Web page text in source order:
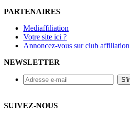
PARTENAIRES
Mediaffiliation
Votre site ici ?
Annoncez-vous sur club affiliation
NEWSLETTER
SUIVEZ-NOUS